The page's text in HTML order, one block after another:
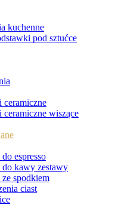
kuchenne
pod sztućce
wiszące
espresso
kawy zestawy
spodkiem
ciast